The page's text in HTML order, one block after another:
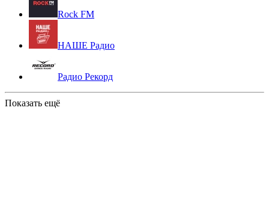
Rock FM
НАШЕ Радио
Радио Рекорд
Показать ещё